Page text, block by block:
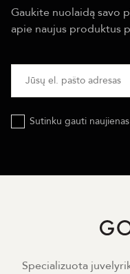
Gaukite nuolaidą savo
apie naujus produktus
Sutinku gauti
Specializuota